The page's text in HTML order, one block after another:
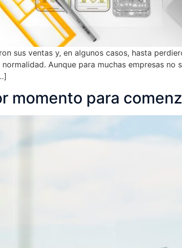
sus ventas y, en algunos casos, hasta
Aunque para muchas empresas no
momento para